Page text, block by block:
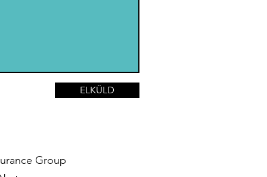
ELKÜLD
Group